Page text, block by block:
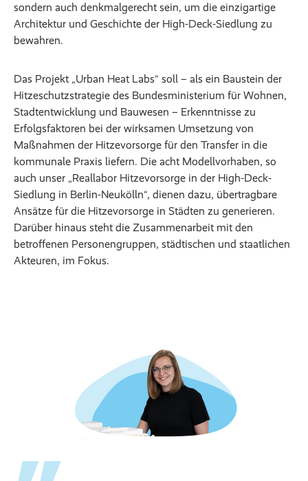
sondern auch denkmalgerecht sein, um die einzigartige
Architektur und Geschichte der High-Deck-Siedlung zu
bewahren.
Das Projekt „Urban Heat Labs“ soll – als ein Baustein der
Hitzeschutzstrategie des Bundesministerium für Wohnen,
Stadtentwicklung und Bauwesen – Erkenntnisse zu
Erfolgsfaktoren bei der wirksamen Umsetzung von
Maßnahmen der Hitzevorsorge für den Transfer in die
kommunale Praxis liefern. Die acht Modellvorhaben, so
auch unser „Reallabor Hitzevorsorge in der High-Deck-
Siedlung in Berlin-Neukölln“, dienen dazu, übertragbare
Ansätze für die Hitzevorsorge in Städten zu generieren.
Darüber hinaus steht die Zusammenarbeit mit den
betroffenen Personengruppen, städtischen und staatlichen
Akteuren, im Fokus.